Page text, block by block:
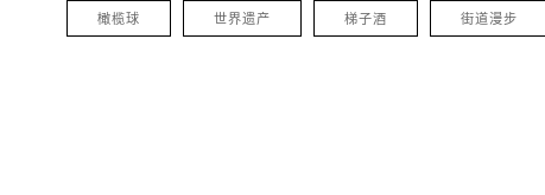
橄榄球 世界遗产 梯子酒 街道漫步